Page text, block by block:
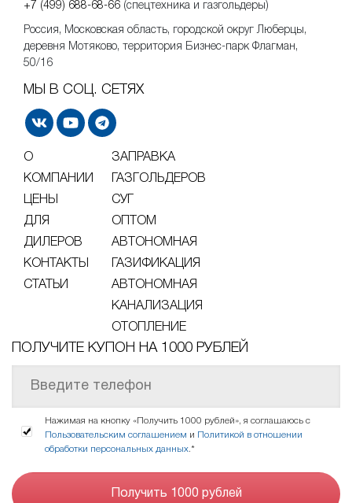
+7 (499) 688-68-66 (спецтехника и газгольдеры)
Россия, Московская область, городской округ Люберцы,
деревня Мотяково, территория Бизнес-парк Флагман,
50/16
МЫ В СОЦ. СЕТЯХ
О
КОМПАНИИ
ЦЕНЫ
ДЛЯ
ДИЛЕРОВ
КОНТАКТЫ
СТАТЬИ
ЗАПРАВКА
ГАЗГОЛЬДЕРОВ
СУГ
ОПТОМ
АВТОНОМНАЯ
ГАЗИФИКАЦИЯ
АВТОНОМНАЯ
КАНАЛИЗАЦИЯ
ОТОПЛЕНИЕ
ПОЛУЧИТЕ КУПОН НА 1000 РУБЛЕЙ
Нажимая на кнопку «Получить 1000 рублей», я соглашаюсь с
Пользовательским соглашением и Политикой в отношении
обработки персональных данных.*